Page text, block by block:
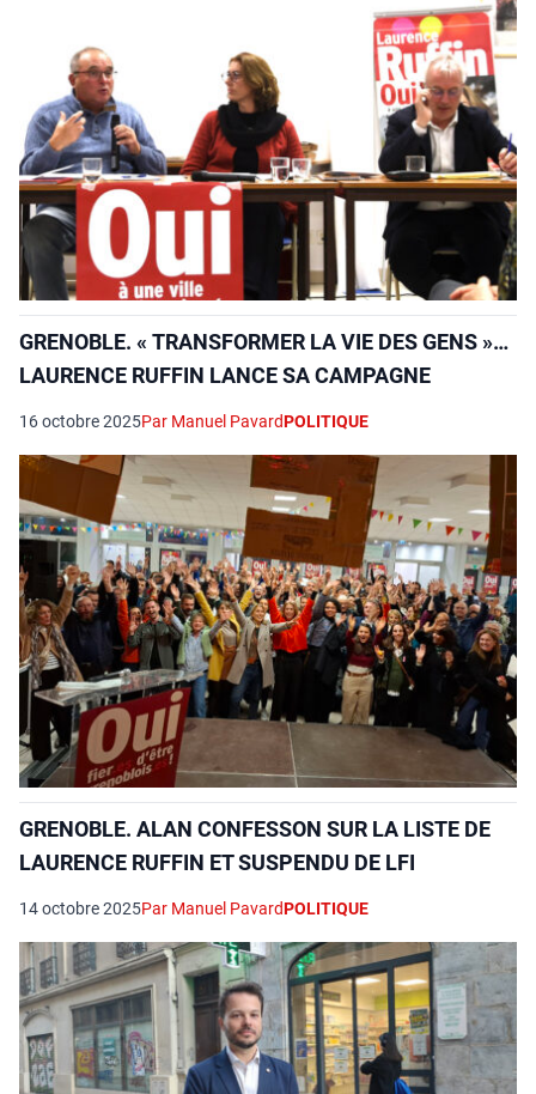
GRENOBLE. « TRANSFORMER LA VIE DES GENS »…
LAURENCE RUFFIN LANCE SA CAMPAGNE
16 octobre 2025Par Manuel PavardPOLITIQUE
GRENOBLE. ALAN CONFESSON SUR LA LISTE DE
LAURENCE RUFFIN ET SUSPENDU DE LFI
14 octobre 2025Par Manuel PavardPOLITIQUE